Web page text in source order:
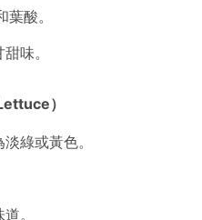
酸。
味。
）
綠或黃色。
。